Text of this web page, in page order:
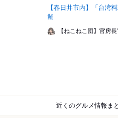
【春日井市内】「台湾
舗
【ねこねこ団】官房長
近くのグルメ情報ま